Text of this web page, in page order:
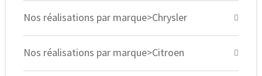
Nos réalisations par marque>Chrysler
Nos réalisations par marque>Citroen